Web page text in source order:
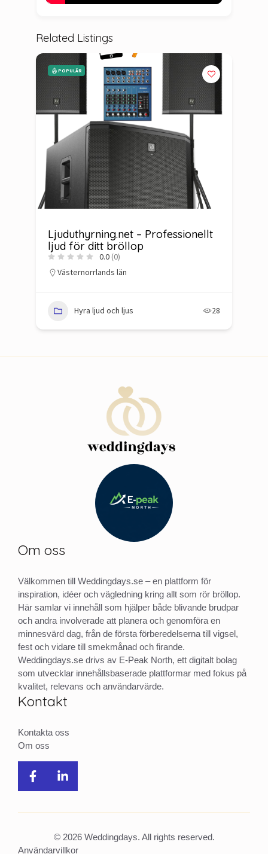
Related Listings
POPULÄR
Ljuduthyrning.net – Professionellt
ljud för ditt bröllop
0.0 (0)
Västernorrlands län
Hyra ljud och ljus 28
Om oss
Välkommen till Weddingdays.se – en plattform för
inspiration, idéer och vägledning kring allt som rör bröllop.
Här samlar vi innehåll som hjälper både blivande brudpar
och andra involverade att planera och genomföra en
minnesvärd dag, från de första förberedelserna till vigsel,
fest och vidare till smekmånad och firande.
Weddingdays.se drivs av E-Peak North, ett digitalt bolag
som utvecklar innehållsbaserade plattformar med fokus på
kvalitet, relevans och användarvärde.
Kontakt
Kontakta oss
Om oss
© 2026 Weddingdays. All rights reserved.
Användarvillkor